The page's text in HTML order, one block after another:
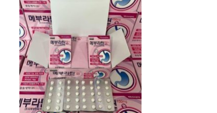
Add to
wishlist